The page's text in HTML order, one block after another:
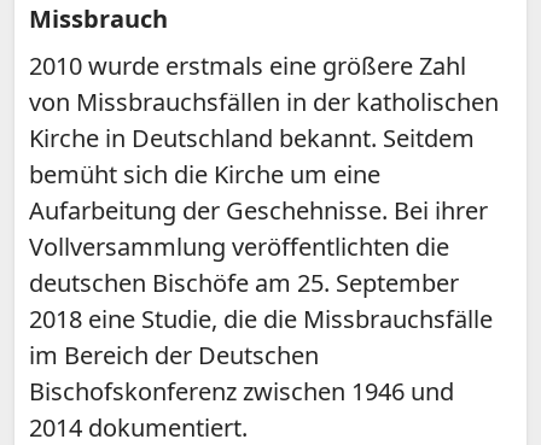
Missbrauch
2010 wurde erstmals eine größere Zahl
von Missbrauchsfällen in der katholischen
Kirche in Deutschland bekannt. Seitdem
bemüht sich die Kirche um eine
Aufarbeitung der Geschehnisse. Bei ihrer
Vollversammlung veröffentlichten die
deutschen Bischöfe am 25. September
2018 eine Studie, die die Missbrauchsfälle
im Bereich der Deutschen
Bischofskonferenz zwischen 1946 und
2014 dokumentiert.